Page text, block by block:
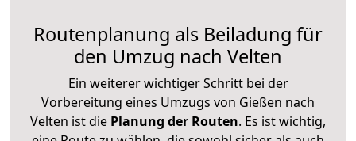
Routenplanung als Beiladung für
den Umzug nach Velten
Ein weiterer wichtiger Schritt bei der
Vorbereitung eines Umzugs von Gießen nach
Velten ist die Planung der Routen. Es ist wichtig,